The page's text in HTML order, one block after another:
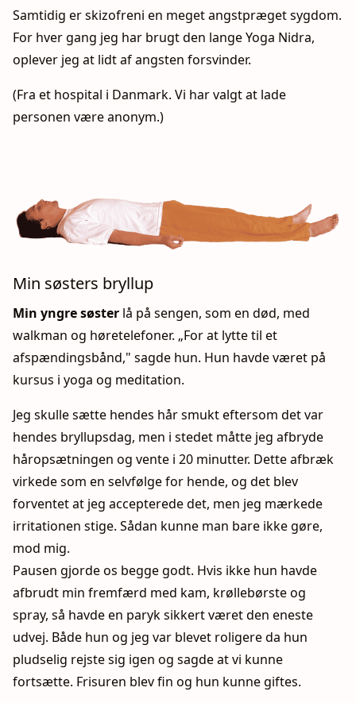
Samtidig er skizofreni en meget angstpræget sygdom.
For hver gang jeg har brugt den lange Yoga Nidra,
oplever jeg at lidt af angsten forsvinder.
(Fra et hospital i Danmark. Vi har valgt at lade
personen være anonym.)
Min søsters bryllup
Min yngre søster lå på sengen, som en død, med
walkman og høretelefoner. „For at lytte til et
afspændingsbånd," sagde hun. Hun havde været på
kursus i yoga og meditation.
Jeg skulle sætte hendes hår smukt eftersom det var
hendes bryllupsdag, men i stedet måtte jeg afbryde
håropsætningen og vente i 20 minutter. Dette afbræk
virkede som en selvfølge for hende, og det blev
forventet at jeg accepterede det, men jeg mærkede
irritationen stige. Sådan kunne man bare ikke gøre,
mod mig.
Pausen gjorde os begge godt. Hvis ikke hun havde
afbrudt min fremfærd med kam, krøllebørste og
spray, så havde en paryk sikkert været den eneste
udvej. Både hun og jeg var blevet roligere da hun
pludselig rejste sig igen og sagde at vi kunne
fortsætte. Frisuren blev fin og hun kunne giftes.